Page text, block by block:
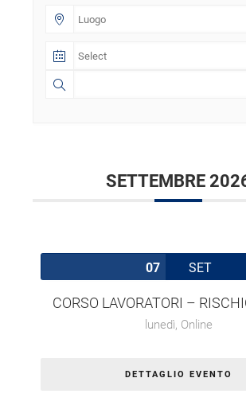
SETTEMBRE
07 SET
CORSO LAVORATORI –
lunedì, Online
DETTAGLIO EVENTO